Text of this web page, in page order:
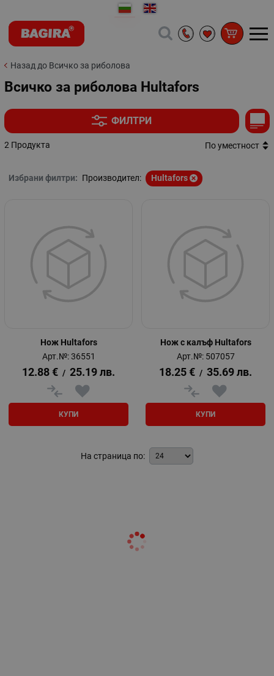
Назад до Всичко за риболова
Всичко за риболова Hultafors
ФИЛТРИ
2 Продукта По уместност
Избрани филтри: Производител: Hultafors
Нож Hultafors
Арт.№: 36551
12.88 € / 25.19 лв.
КУПИ
Нож с калъф Hultafors
Арт.№: 507057
18.25 € / 35.69 лв.
КУПИ
На страница по: